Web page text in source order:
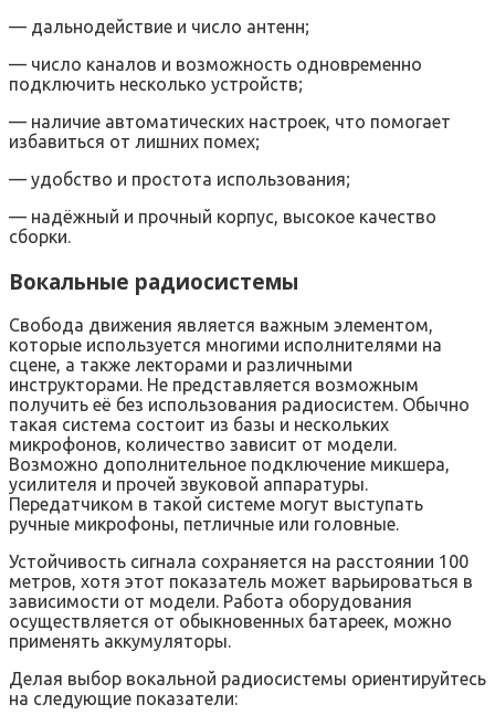
— дальнодействие и число антенн;
— число каналов и возможность одновременно
подключить несколько устройств;
— наличие автоматических настроек, что помогает
избавиться от лишних помех;
— удобство и простота использования;
— надёжный и прочный корпус, высокое качество
сборки.
Вокальные радиосистемы
Свобода движения является важным элементом,
которые используется многими исполнителями на
сцене, а также лекторами и различными
инструкторами. Не представляется возможным
получить её без использования радиосистем. Обычно
такая система состоит из базы и нескольких
микрофонов, количество зависит от модели.
Возможно дополнительное подключение микшера,
усилителя и прочей звуковой аппаратуры.
Передатчиком в такой системе могут выступать
ручные микрофоны, петличные или головные.
Устойчивость сигнала сохраняется на расстоянии 100
метров, хотя этот показатель может варьироваться в
зависимости от модели. Работа оборудования
осуществляется от обыкновенных батареек, можно
применять аккумуляторы.
Делая выбор вокальной радиосистемы ориентируйтесь
на следующие показатели: